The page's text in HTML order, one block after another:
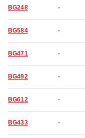
BG248 -
BG584 -
BG471 -
BG492 -
BG612 -
BG433 -